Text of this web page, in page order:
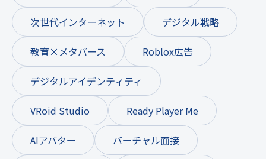
次世代インターネット デジタル戦略
教育×メタバース Roblox広告
デジタルアイデンティティ
VRoid Studio Ready Player Me
AIアバター バーチャル面接